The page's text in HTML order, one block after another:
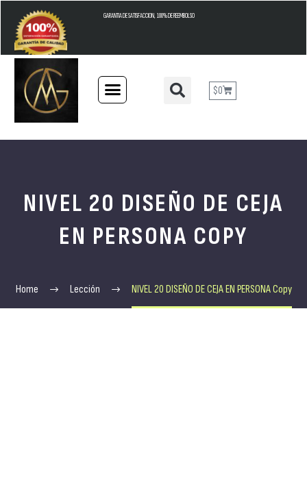
GARANTIA DE SATISFACCION, 100% DE REEMBOLSO
$0
NIVEL 20 DISEÑO DE CEJA
EN PERSONA COPY
Home Lección NIVEL 20 DISEÑO DE CEJA EN PERSONA Copy